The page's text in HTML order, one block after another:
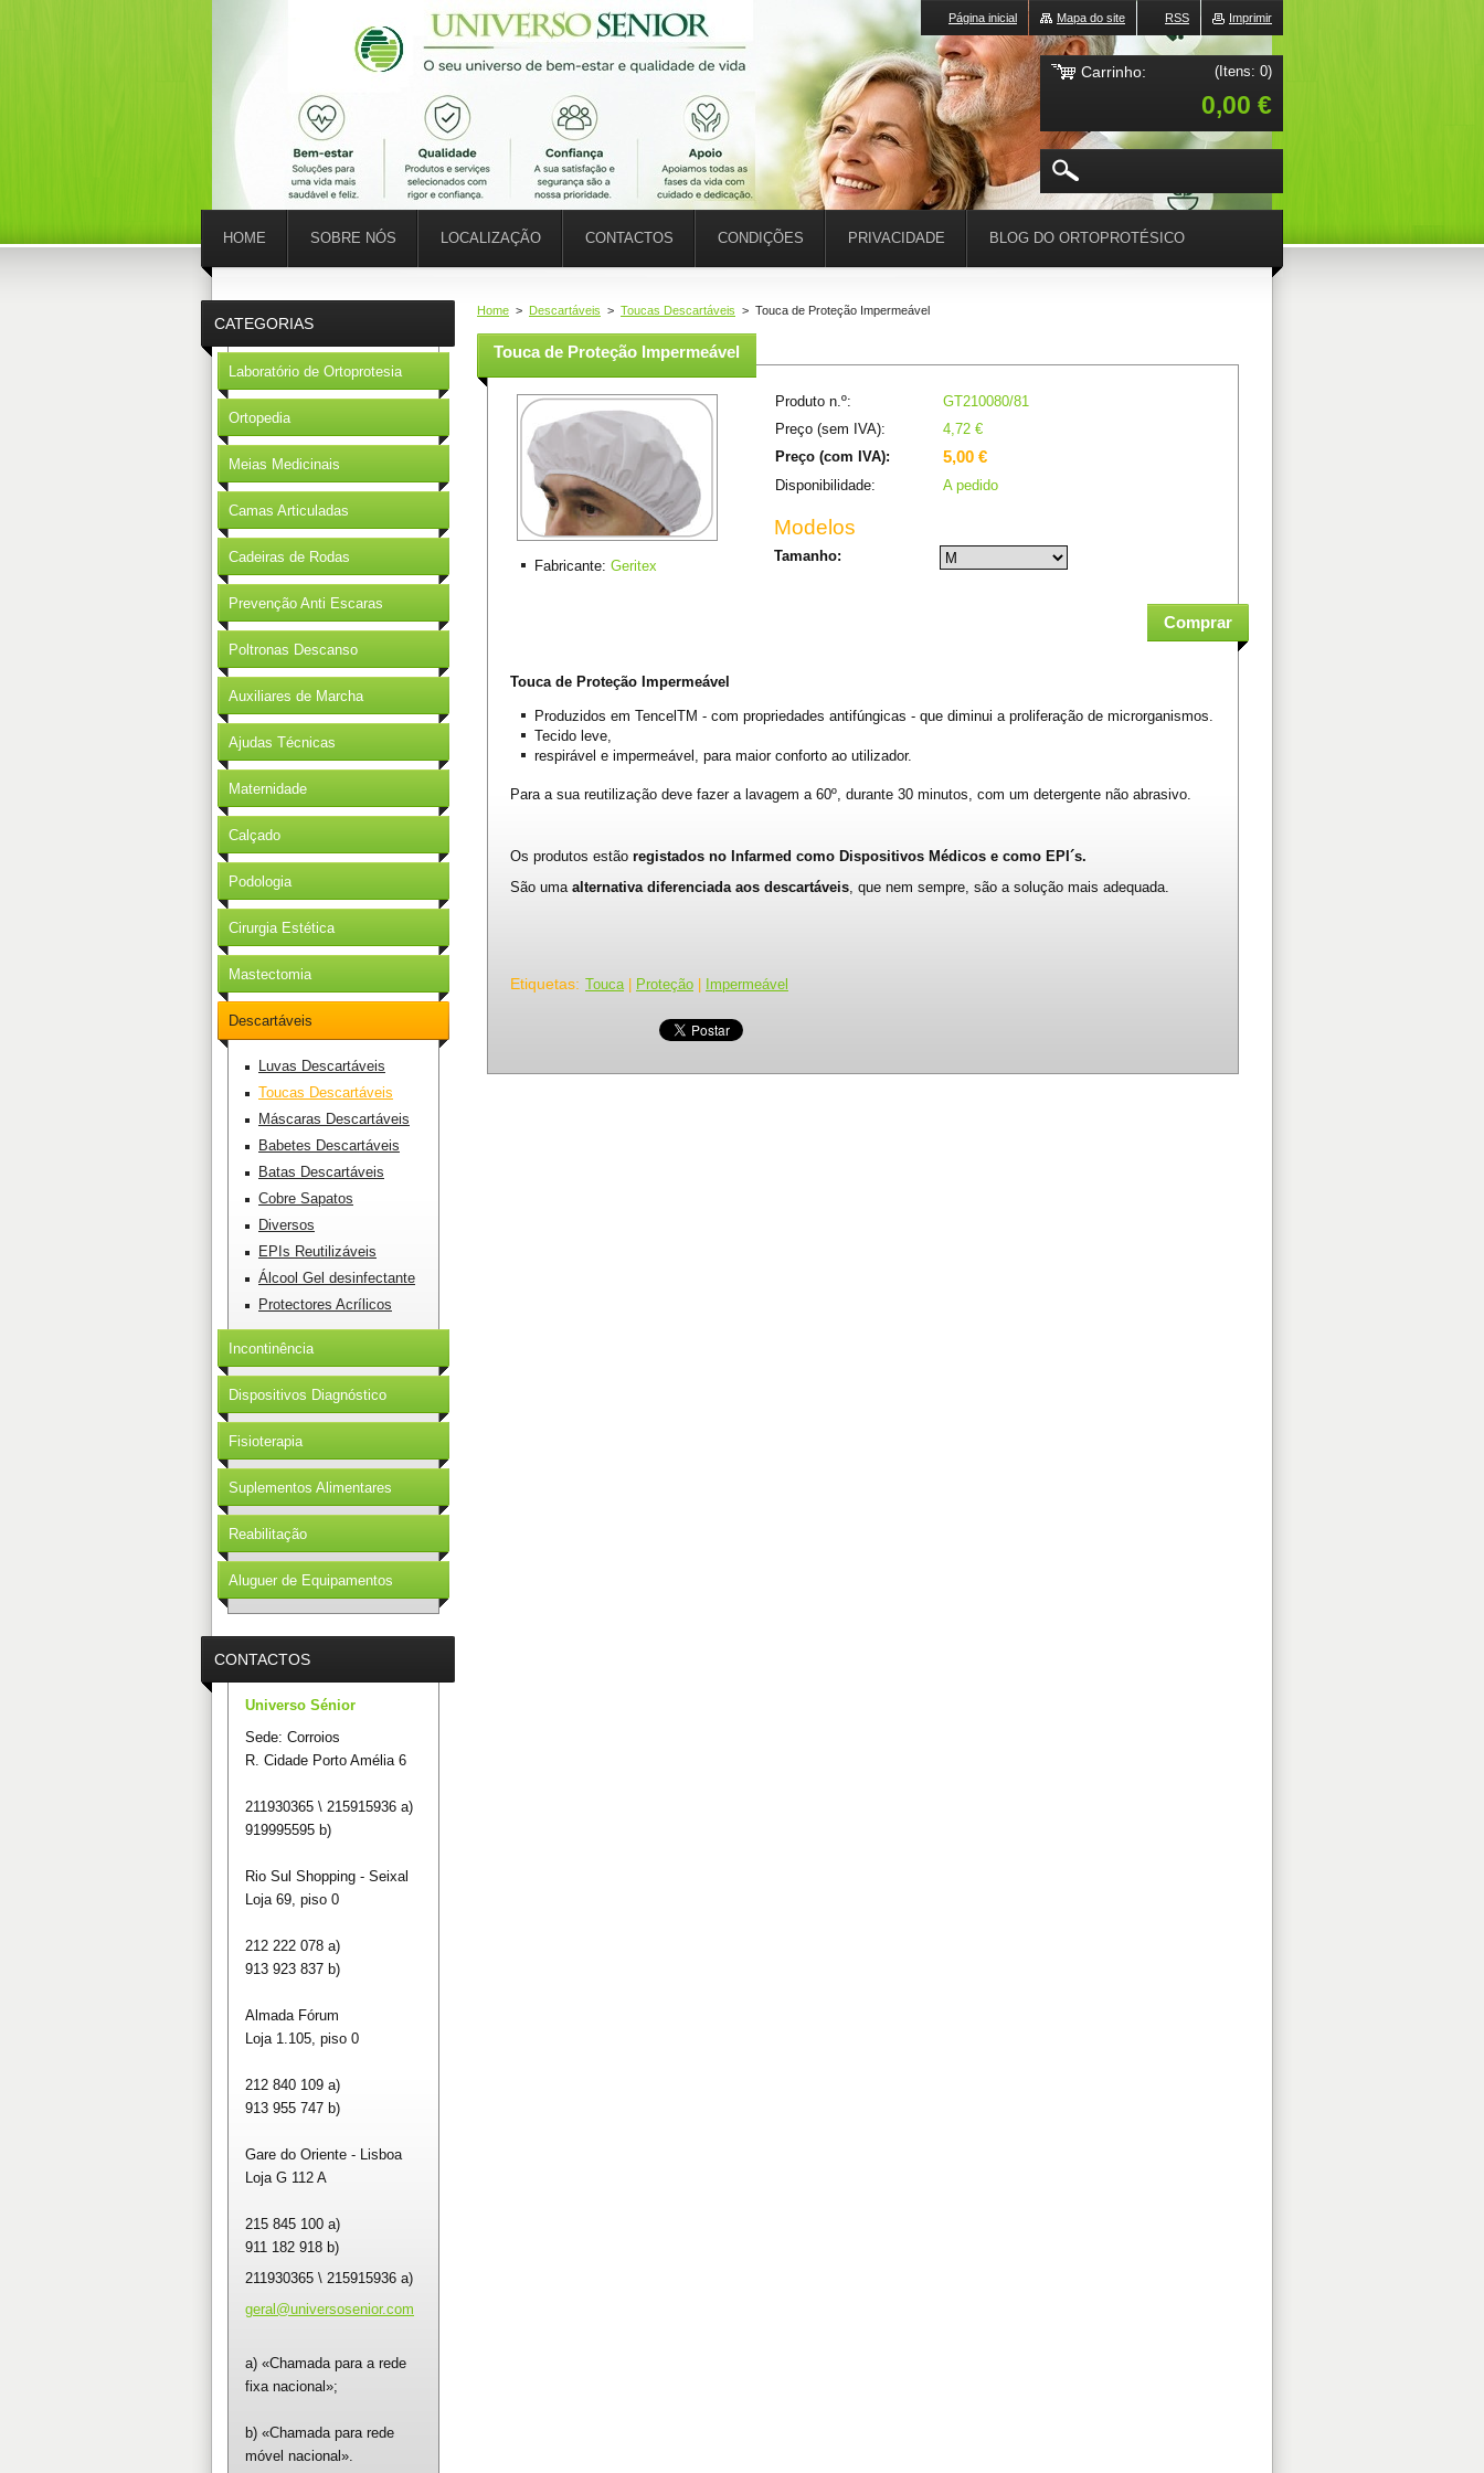
Home > Descartáveis > Toucas Descartáveis > Touca de Proteção Impermeável
Touca de Proteção Impermeável
Produto n.º:
GT210080/81
Preço (sem IVA):
4,72 €
Preço (com IVA):
5,00 €
Disponibilidade: A pedido
Modelos
Tamanho:
Fabricante: Geritex
Touca de Proteção Impermeável
Produzidos em TencelTM - com propriedades antifúngicas - que diminui a proliferação de microrganismos.
Tecido leve,
respirável e impermeável, para maior conforto ao utilizador.
Para a sua reutilização deve fazer a lavagem a 60º, durante 30 minutos, com um detergente não abrasivo.
Os produtos estão registados no Infarmed como Dispositivos Médicos e como EPI´s.
São uma alternativa diferenciada aos descartáveis, que nem sempre, são a solução mais adequada.
Etiquetas: Touca Proteção Impermeável
CATEGORIAS
Laboratório de Ortoprotesia
Ortopedia
Meias Medicinais
Camas Articuladas
Cadeiras de Rodas
Prevenção Anti Escaras
Poltronas Descanso
Auxiliares de Marcha
Ajudas Técnicas
Maternidade
Calçado
Podologia
Cirurgia Estética
Mastectomia
Descartáveis
Luvas Descartáveis
Toucas Descartáveis
Máscaras Descartáveis
Babetes Descartáveis
Batas Descartáveis
Cobre Sapatos
Diversos
EPIs Reutilizáveis
Álcool Gel desinfectante
Protectores Acrílicos
Incontinência
Dispositivos Diagnóstico
Fisioterapia
Suplementos Alimentares
Reabilitação
Aluguer de Equipamentos
CONTACTOS
Universo Sénior
Sede: Corroios
R. Cidade Porto Amélia 6
211930365 \ 215915936 a)
919995595 b)
Rio Sul Shopping - Seixal
Loja 69, piso 0
212 222 078 a)
913 923 837 b)
Almada Fórum
Loja 1.105, piso 0
212 840 109 a)
913 955 747 b)
Gare do Oriente - Lisboa
Loja G 112 A
215 845 100 a)
911 182 918 b)
211930365 \ 215915936 a)
geral@universosenior.com
a) «Chamada para a rede
fixa nacional»;
b) «Chamada para rede
móvel nacional».
HOME SOBRE NÓS LOCALIZAÇÃO CONTACTOS CONDIÇÕES PRIVACIDADE BLOG DO ORTOPROTÉSICO
Imprimir
RSS
Mapa do site
Página inicial
Carrinho: (Itens: 0)
0,00 €